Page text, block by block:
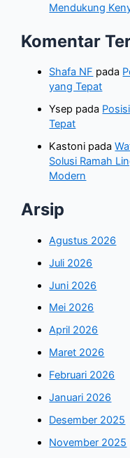
Mendukung
Komentar
Shafa NF pada
yang Tepat
Ysep pada
Tepat
Kastoni pada
Solusi Ramah
Modern
Arsip
Agustus 2026
Juli 2026
Juni 2026
Mei 2026
April 2026
Maret 2026
Februari 2026
Januari 2026
Desember 2025
November 2025